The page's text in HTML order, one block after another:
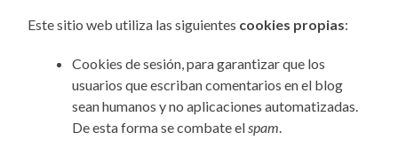
Este sitio web utiliza las siguientes cookies propias:
Cookies de sesión, para garantizar que los
usuarios que escriban comentarios en el blog
sean humanos y no aplicaciones automatizadas.
De esta forma se combate elspam.